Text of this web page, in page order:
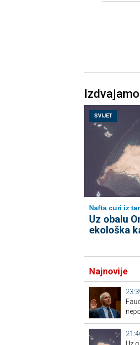
Izdvajamo
SVIJET
Nafta curi iz
Uz obalu
ekološka
Najnovije